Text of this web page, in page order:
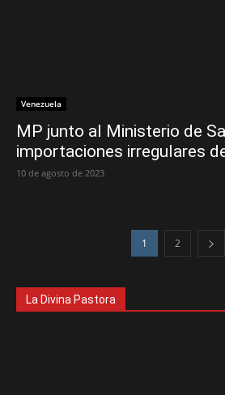
Venezuela
MP junto al Ministerio de
importaciones irregulares
10 de agosto de 2023
1 2
La Divina Pastora